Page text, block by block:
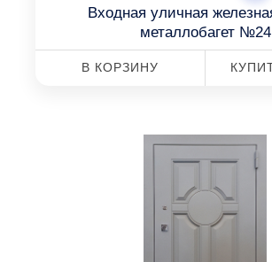
Входная уличная
металлобагет №24
В КОРЗИНУ